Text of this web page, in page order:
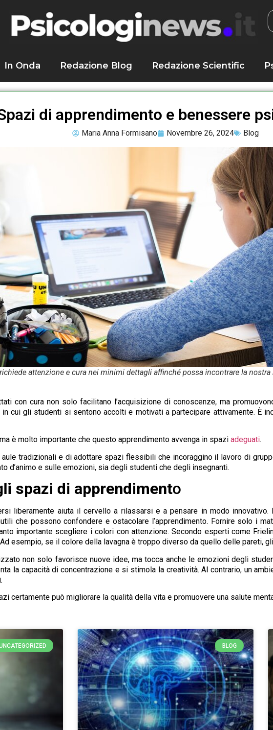
In Onda Redazione Blog Redazione Scientific
di apprendimento e benessere
Maria Anna Formisano Novembre 26, 2024 Blog
attenzione e cura nei minimi dettagli affinché possa incontrare la nostra
con cura non solo facilitano l’acquisizione di conoscenze, ma
cui gli studenti si sentono accolti e motivati a partecipare attivamente. È
è molto importante che questo apprendimento avvenga in spazi adeguati.
tradizionali e di adottare spazi flessibili che incoraggino il lavoro di
d’animo e sulle emozioni, sia degli studenti che degli insegnanti.
spazi di apprendimento
liberamente aiuta il cervello a rilassarsi e a pensare in modo
che possono confondere e ostacolare l’apprendimento. Fornire solo i
importante scegliere i colori con attenzione. Secondo esperti come
esempio, se il colore della lavagna è troppo diverso da quello delle pareti,
non solo favorisce nuove idee, ma tocca anche le emozioni degli
la capacità di concentrazione e si stimola la creatività. Al contrario, un
certamente può migliorare la qualità della vita e promuovere una salute
BLOG